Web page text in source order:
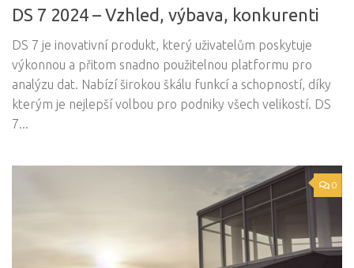
DS 7 2024 – Vzhled, výbava, konkurenti
DS 7 je inovativní produkt, který uživatelům poskytuje
výkonnou a přitom snadno použitelnou platformu pro
analýzu dat. Nabízí širokou škálu funkcí a schopností, díky
kterým je nejlepší volbou pro podniky všech velikostí. DS
7...
0